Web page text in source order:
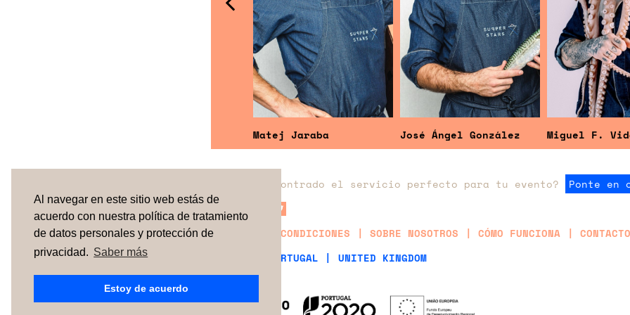
Al navegar en este sitio web estás de
acuerdo con nuestra política de tratamiento
de datos personales y protección de
privacidad. Saber más
Estoy de acuerdo
José Ángel González Miguel F. Vidal
¿No has encontrado el servicio perfecto para tu evento? Ponte en
TÉRMINOS Y CONDICIONES SOBRE NOSOTROS CÓMO FUNCIONA CONTACTO
| PORTUGAL | UNITED KINGDOM